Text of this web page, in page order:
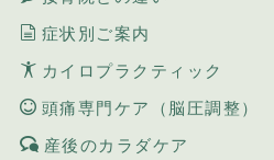
症状別ご案内
カイロプラクティック
頭痛専門ケア（脳圧調整）
産後のカラダケア